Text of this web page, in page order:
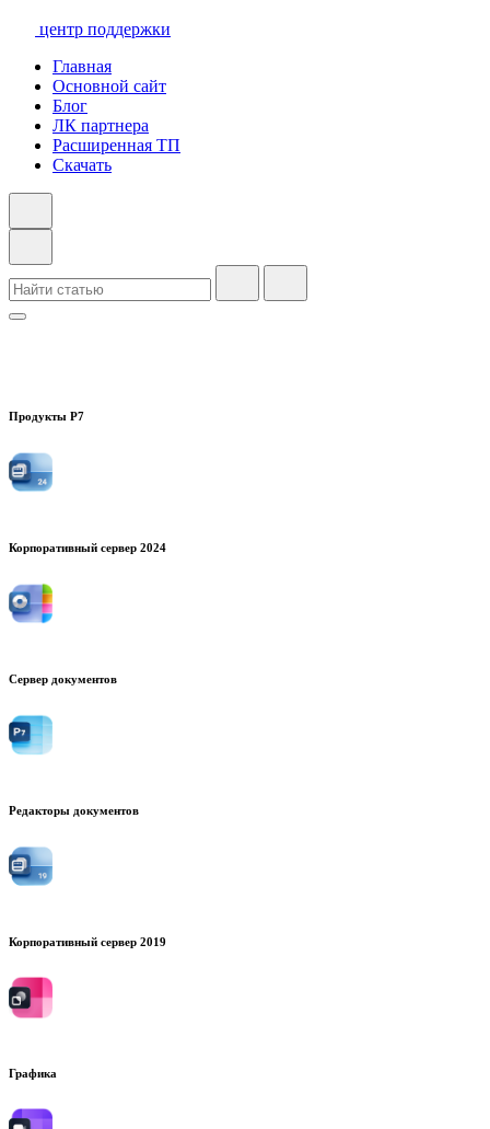
центр поддержки
Главная
Основной сайт
Блог
ЛК партнера
Расширенная ТП
Скачать
Продукты Р7
Корпоративный сервер 2024
Сервер документов
Редакторы документов
Корпоративный сервер 2019
Графика